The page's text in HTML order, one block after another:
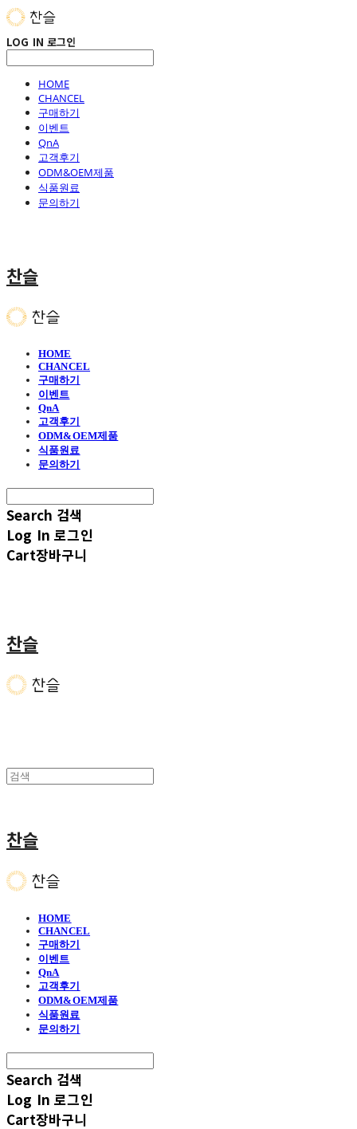
LOG IN 로그인
HOME
CHANCEL
구매하기
이벤트
QnA
고객후기
ODM&OEM제품
식품원료
문의하기
찬슬
HOME
CHANCEL
구매하기
이벤트
QnA
고객후기
ODM&OEM제품
식품원료
문의하기
Search 검색
Log In 로그인
Cart장바구니
찬슬
찬슬
HOME
CHANCEL
구매하기
이벤트
QnA
고객후기
ODM&OEM제품
식품원료
문의하기
Search 검색
Log In 로그인
Cart장바구니